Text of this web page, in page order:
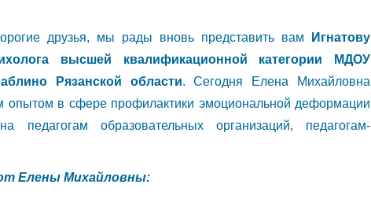
друзья, мы рады вновь представить вам Игнатову
высшей квалификационной категории МДОУ
Рязанской области. Сегодня Елена Михайловна
опытом в сфере профилактики эмоциональной деформации
педагогам образовательных организаций, педагогам-
Елены Михайловны: